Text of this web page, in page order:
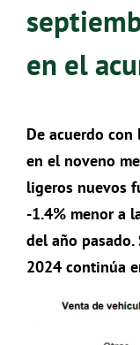
en el
De acuerdo con
en el noveno
ligeros nuevos
-1.4% menor a
del año
2024 continúa